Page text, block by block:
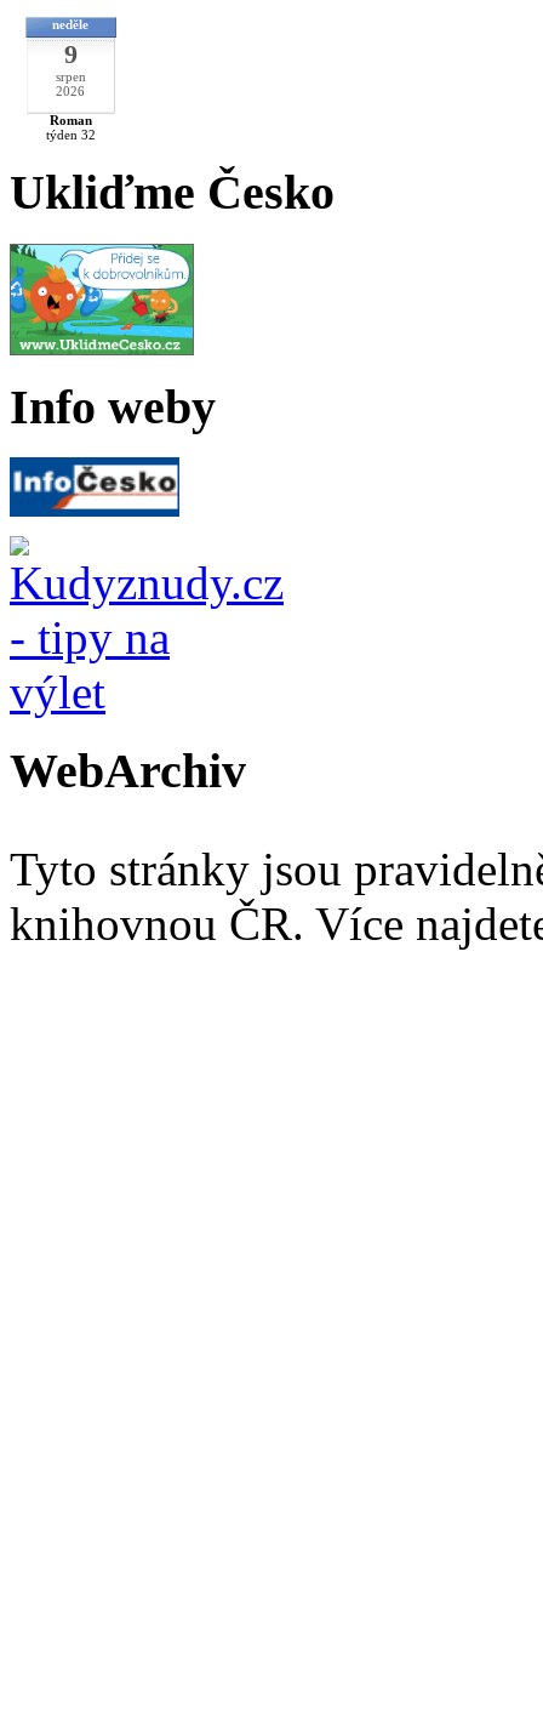
neděle
9
srpen
2026
Roman
týden 32
Ukliďme Česko
Info weby
WebArchiv
Tyto stránky jsou
knihovnou ČR. Více